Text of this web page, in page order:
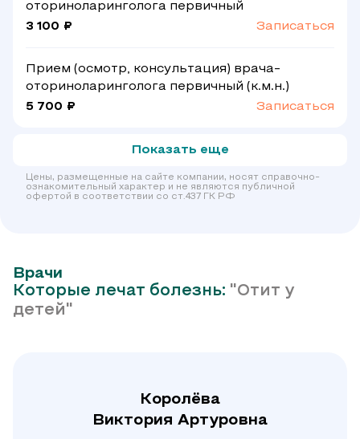
оториноларинголога первичный
3 100 ₽
Записаться
Прием (осмотр, консультация) врача-
оториноларинголога первичный (к.м.н.)
5 700 ₽
Записаться
Показать еще
Цены, размещенные на сайте компании, носят справочно-
ознакомительный характер и не являются публичной
офертой в соответствии со ст.437 ГК РФ
Врачи
Которые лечат болезнь: "Отит у
детей"
Королёва
Виктория Артуровна